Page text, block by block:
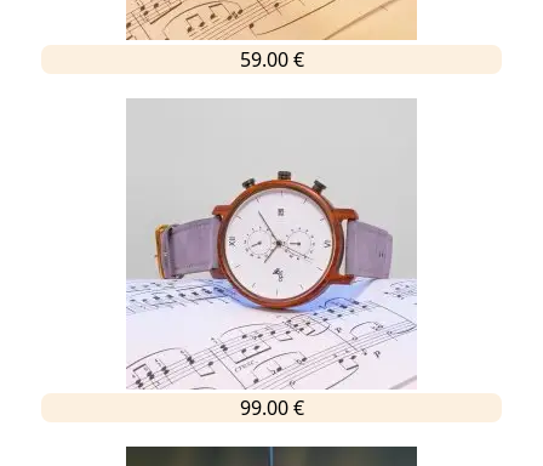
59.00 €
99.00 €